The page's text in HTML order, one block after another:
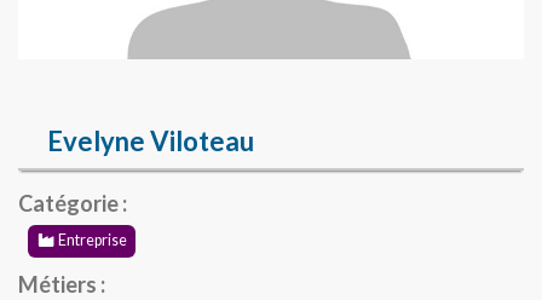
Evelyne Viloteau
Catégorie :
Entreprise
Métiers :